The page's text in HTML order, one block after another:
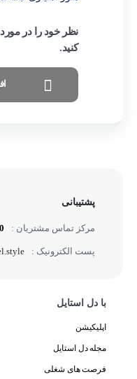
نظر خود را در
کنید.
پشتیبانی
مرکز تماس مشتریان :
پست الکترونیک :
با دل استایل
اپلیکیشن
مجله دل استایل
فرصت های شغلی